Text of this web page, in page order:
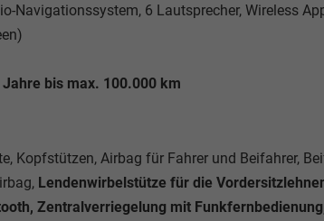
Navigationssystem, 6 Lautsprecher, Wireless
bis max. 100.000 km
Kopfstützen, Airbag für Fahrer und Beifahrer,
Lendenwirbelstütze für die
Zentralverriegelung mit